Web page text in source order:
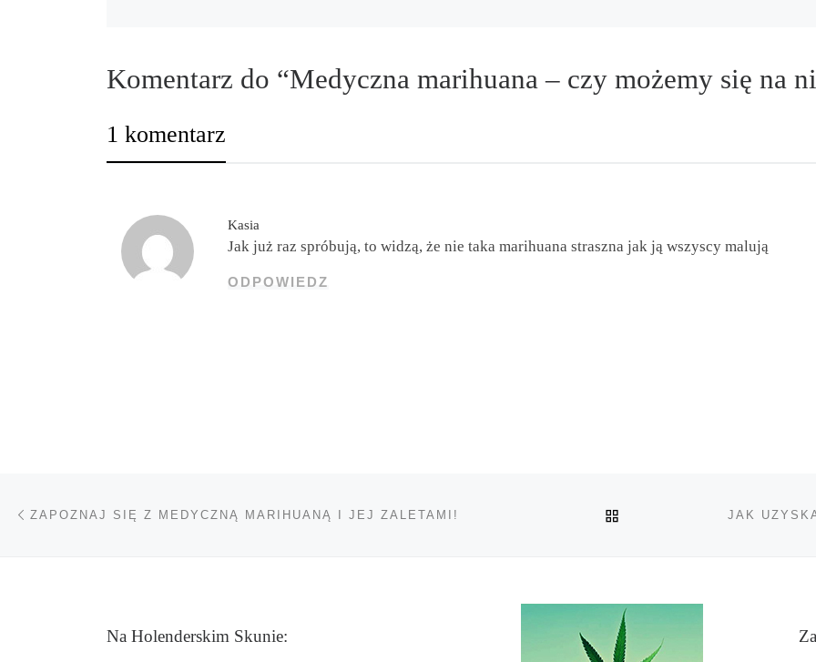
Komentarz do “Medyczna marihuana – czy możemy się na
1 komentarz
Kasia
Jak już raz spróbują, to widzą, że nie taka marihuana straszna jak ją wszyscy malują
ODPOWIEDZ
Nawigacja wpisu
ZAPOZNAJ SIĘ Z MEDYCZNĄ MARIHUANĄ I JEJ ZALETAMI! POWRÓT DO LISTY
Na Holenderskim Skunie: